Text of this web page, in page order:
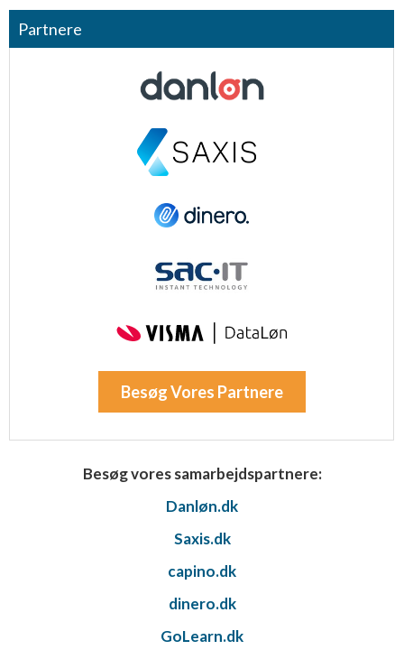
Partnere
Besøg Vores Partnere
Besøg vores samarbejdspartnere:
Danløn.dk
Saxis.dk
capino.dk
dinero.dk
GoLearn.dk